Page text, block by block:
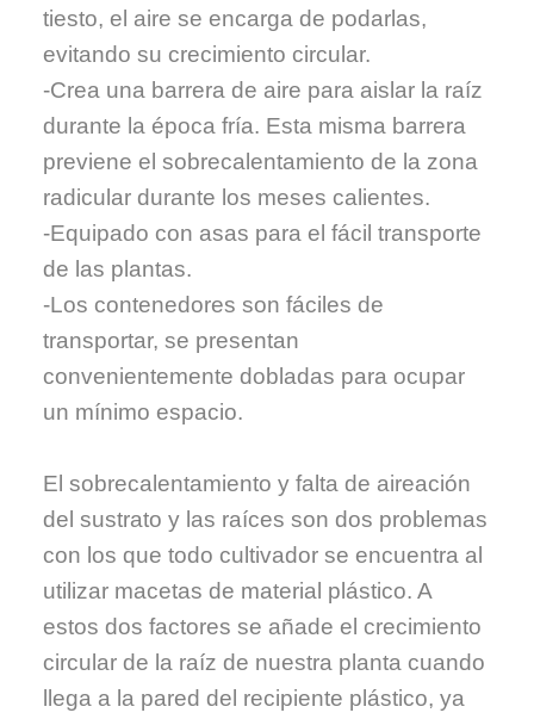
tiesto, el aire se encarga de podarlas,
evitando su crecimiento circular.
-Crea una barrera de aire para aislar la raíz
durante la época fría. Esta misma barrera
previene el sobrecalentamiento de la zona
radicular durante los meses calientes.
-Equipado con asas para el fácil transporte
de las plantas.
-Los contenedores son fáciles de
transportar, se presentan
convenientemente dobladas para ocupar
un mínimo espacio.
El sobrecalentamiento y falta de aireación
del sustrato y las raíces son dos problemas
con los que todo cultivador se encuentra al
utilizar macetas de material plástico. A
estos dos factores se añade el crecimiento
circular de la raíz de nuestra planta cuando
llega a la pared del recipiente plástico, ya